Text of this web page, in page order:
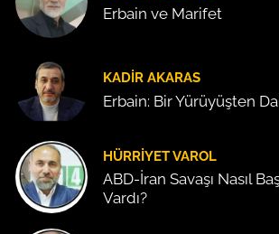
Erbain ve Marifet
KADIR AKARAS
Erbain: Bir Yürüyüşten
HÜRRIYET VAROL
ABD-İran Savaşı Nasıl
Vardı?